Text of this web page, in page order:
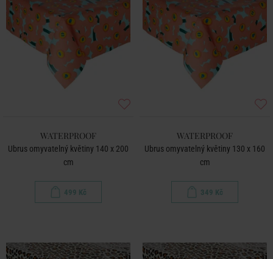
WATERPROOF
Ubrus omyvatelný květiny 140 x 200
cm
499 Kč
WATERPROOF
Ubrus omyvatelný květiny 130 x 160
cm
349 Kč